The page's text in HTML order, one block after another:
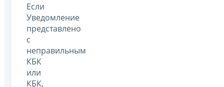
Если
Уведомление
представлено
с
неправильным
КБК
или
КБК,